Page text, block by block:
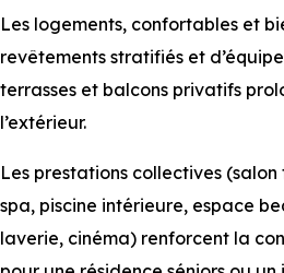
Les logements, confortables et
revêtements stratifiés et
terrasses et balcons privatifs
l’extérieur.
Les prestations collectives
spa, piscine intérieure, espace
laverie, cinéma) renforcent la